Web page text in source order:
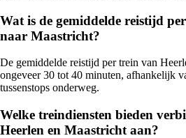
Wat is de gemiddelde reistijd
naar Maastricht?
De gemiddelde reistijd per trein van
ongeveer 30 tot 40 minuten, afhankelijk
tussenstops onderweg.
Welke treindiensten bieden
Heerlen en Maastricht aan?